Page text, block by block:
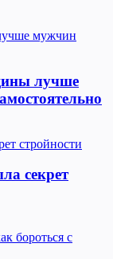
лучше
секрет